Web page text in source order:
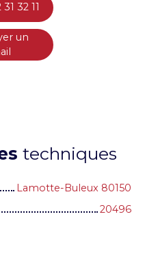
32 11
un
techniques
Lamotte-Buleux 80150
20496